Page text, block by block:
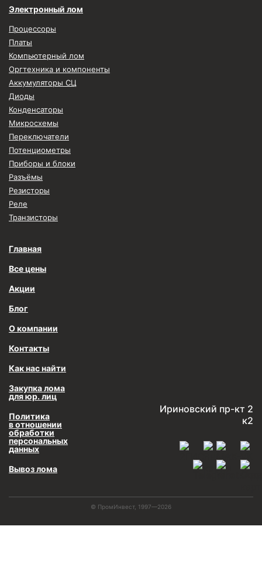
Электронный лом
Процессоры
Платы
Компьютерный лом
Оргтехника и компоненты
Аккумуляторы СЦ
Диоды
Конденсаторы
Микросхемы
Переключатели
Потенциометры
Приборы и блоки
Разъёмы
Резисторы
Реле
Транзисторы
Главная
Все цены
Акции
Блог
О компании
Контакты
Как нас найти
Закупка лома
для юр. лиц
Политика
в отношении
обработки
персональных
данных
Вывоз лома
Ириновский пр-кт 2
к2
© ПромИнвест, 1997—2026